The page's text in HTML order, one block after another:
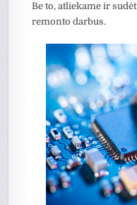
Be to, atliekame ir
remonto darbus.